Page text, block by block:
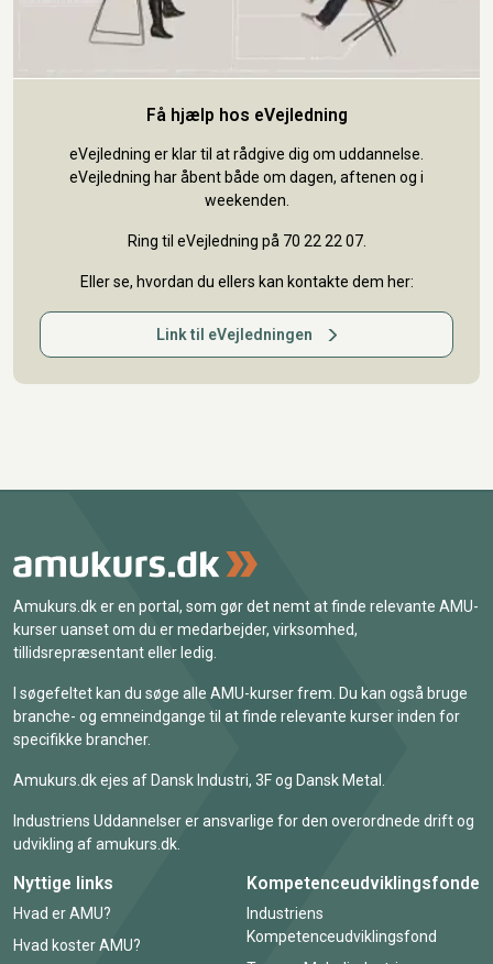
Få hjælp hos eVejledning
eVejledning er klar til at rådgive dig om uddannelse.
eVejledning har åbent både om dagen, aftenen og i
weekenden.
Ring til eVejledning på 70 22 22 07.
Eller se, hvordan du ellers kan kontakte dem her:
Link til eVejledningen
Amukurs.dk er en portal, som gør det nemt at finde relevante AMU-
kurser uanset om du er medarbejder, virksomhed,
tillidsrepræsentant eller ledig.
I søgefeltet kan du søge alle AMU-kurser frem. Du kan også bruge
branche- og emneindgange til at finde relevante kurser inden for
specifikke brancher.
Amukurs.dk ejes af Dansk Industri, 3F og Dansk Metal.
Industriens Uddannelser er ansvarlige for den overordnede drift og
udvikling af amukurs.dk.
Nyttige links
Hvad er AMU?
Hvad koster AMU?
Kompetenceudviklingsfonde
Industriens
Kompetenceudviklingsfond